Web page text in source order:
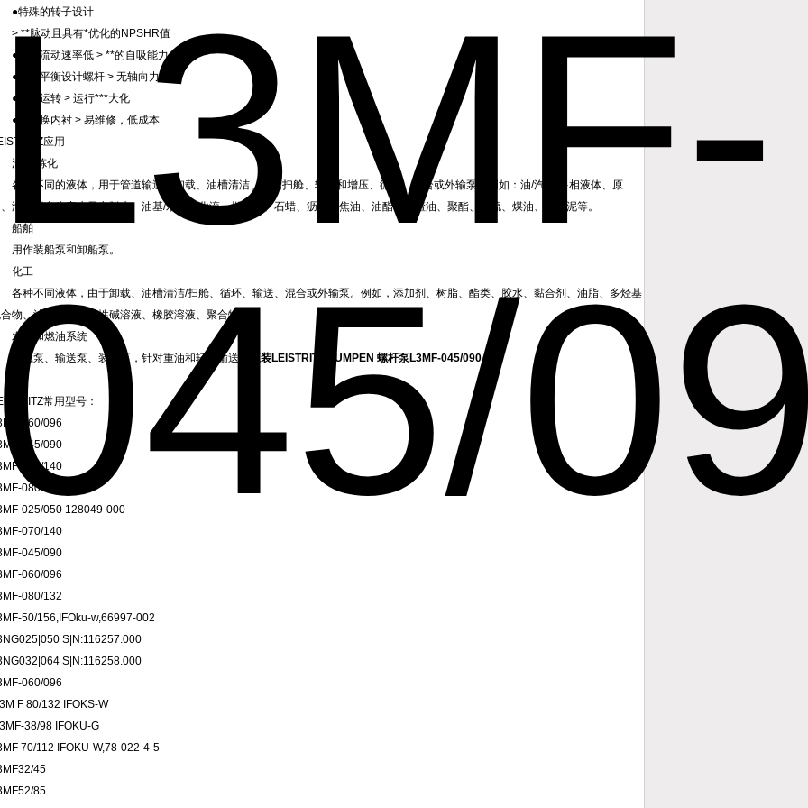
特殊的转子设计
**脉动且具有*优化的NPSHR值
轴向流动速率低 > **的自吸能力
轴向平衡设计螺杆 > 无轴向力
可干运转 > 运行***大化
可替换内衬 > 易维修，低成本
应用
气/炼化
种不同的液体，用于管道输送、卸载、油槽清洁、油槽扫舱、输送和增压、循环、混合或外输泵。例如：油/汽/水多相液体、原
海上平台生产水及电脱水、油基/水基乳化液、燃料油、石蜡、沥青、焦油、油酯、减渣油、聚酯、熔硫、煤油、水污泥等。
舶
作装船泵和卸船泵。
工
种不同液体，由于卸载、油槽清洁/扫舱、循环、输送、混合或外输泵。例如，添加剂、树脂、酯类、胶水、黏合剂、油脂、多烃基
物、油漆、酸、苛性碱溶液、橡胶溶液、聚合物等。
电和燃油系统
载泵、输送泵、装载泵，针对重油和轻油输送。
原装LEISTRITZ PUMPEN 螺杆泵L3MF-045/090
常用型号：
060/096
045/090
070/140
080/132
025/050 128049-000
070/140
045/090
060/096
080/132
50/156,IFOku-w,66997-002
S|N:116257.000
S|N:116258.000
060/096
F 80/132 IFOKS-W
38/98 IFOKU-G
70/112 IFOKU-W,78-022-4-5
45
85